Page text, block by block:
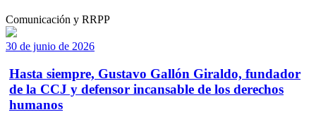
Comunicación y RRPP
30 de junio de 2026
Hasta siempre, Gustavo Gallón Giraldo, fundador
de la CCJ y defensor incansable de los derechos
humanos